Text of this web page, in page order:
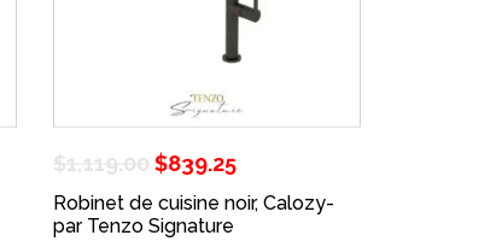
$1,119.00 Le
prix
initial
$839.25
prix
Robinet de cuisine noir, Calozy-
par Tenzo Signature